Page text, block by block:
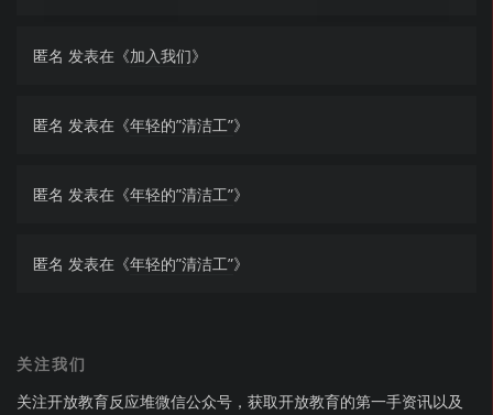
匿名 发表在《加入我们》
匿名 发表在《年轻的”清洁工”》
匿名 发表在《年轻的”清洁工”》
匿名 发表在《年轻的”清洁工”》
关注我们
关注开放教育反应堆微信公众号，获取开放教育的第一手资讯以及